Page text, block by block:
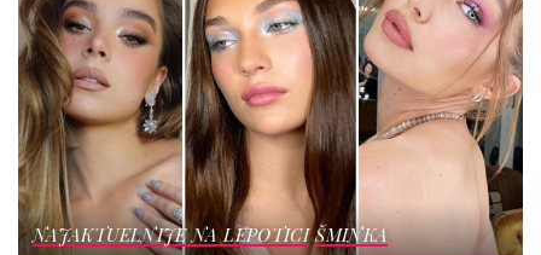
NAJAKTUELNIJE NA LEPOTICI ŠMINKA